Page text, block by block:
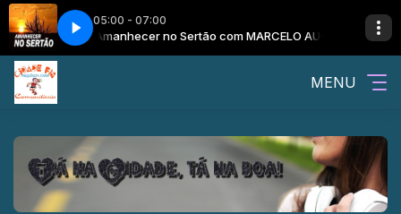
05:00 - 07:00
SERTÃOAmanhecer no Sertão com MARCELO AUGUSTO E O
MENU